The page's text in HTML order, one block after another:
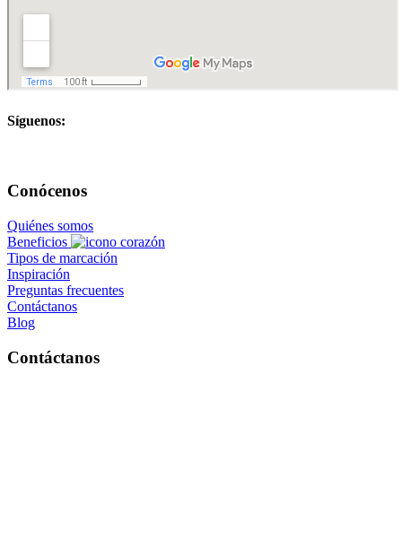
Síguenos:
Conócenos
Quiénes somos
Beneficios
Tipos de marcación
Inspiración
Preguntas frecuentes
Contáctanos
Blog
Contáctanos